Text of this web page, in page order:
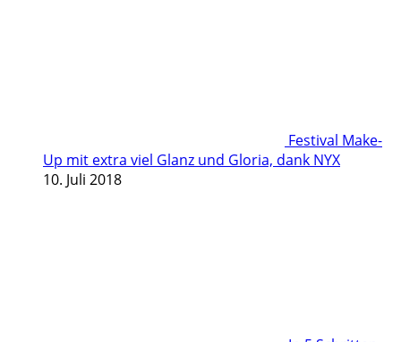
Festival Make-
Up mit extra viel Glanz und Gloria, dank NYX
10. Juli 2018